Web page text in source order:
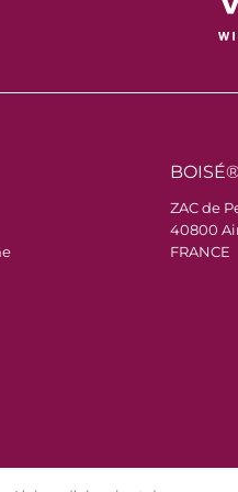
ZAC de
40800
FRANCE